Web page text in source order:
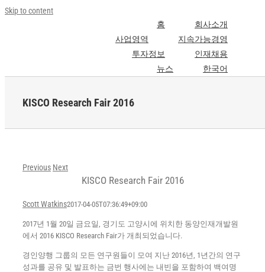
Skip to content
홈
회사소개
사업영역
지속가능경영
투자정보
인재채용
뉴스
한국어
KISCO Research Fair 2016
Previous Next
KISCO Research Fair 2016
Scott Watkins2017-04-05T07:36:49+09:00
2017년 1월 20일 금요일, 경기도 고양시에 위치한 동양인재개발원
에서 2016 KISCO Research Fair가 개최되었습니다.
경인양행 그룹의 모든 연구원들이 모여 지난 2016년, 1년간의 연구
성과를 공유 및 발표하는 금번 행사에는 내빈을 포함하여 백여명